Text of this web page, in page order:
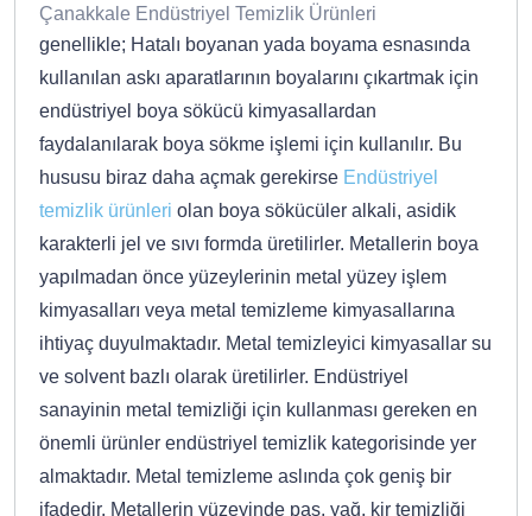
Çanakkale Endüstriyel Temizlik Ürünleri
genellikle; Hatalı boyanan yada boyama esnasında
kullanılan askı aparatlarının boyalarını çıkartmak için
endüstriyel boya sökücü kimyasallardan
faydalanılarak boya sökme işlemi için kullanılır. Bu
hususu biraz daha açmak gerekirse Endüstriyel
temizlik ürünleri olan boya sökücüler alkali, asidik
karakterli jel ve sıvı formda üretilirler. Metallerin boya
yapılmadan önce yüzeylerinin metal yüzey işlem
kimyasalları veya metal temizleme kimyasallarına
ihtiyaç duyulmaktadır. Metal temizleyici kimyasallar su
ve solvent bazlı olarak üretilirler. Endüstriyel
sanayinin metal temizliği için kullanması gereken en
önemli ürünler endüstriyel temizlik kategorisinde yer
almaktadır. Metal temizleme aslında çok geniş bir
ifadedir. Metallerin yüzeyinde pas, yağ, kir temizliği